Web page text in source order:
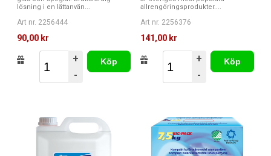
lösning i en lättanvän...
Art nr. 2256444
90,00 kr
+
-
Köp
allrengöringsprodukter....
Art nr. 2256376
141,00 kr
+
-
Köp